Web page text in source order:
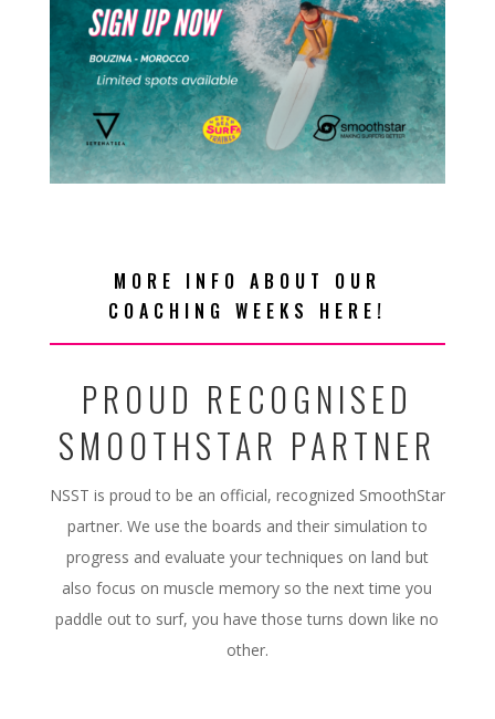
MORE INFO ABOUT OUR
COACHING WEEKS HERE!
PROUD RECOGNISED
SMOOTHSTAR PARTNER
NSST is proud to be an official, recognized SmoothStar
partner. We use the boards and their simulation to
progress and evaluate your techniques on land but
also focus on muscle memory so the next time you
paddle out to surf, you have those turns down like no
other.